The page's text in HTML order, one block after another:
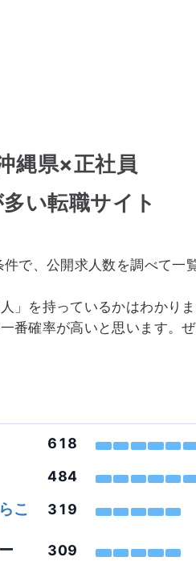
縄県×正社員
い転職サイト
で、公開求人数を調べて一
」を持っているかはわかり
番確率が高いと思います。
618
484
こ 319
309